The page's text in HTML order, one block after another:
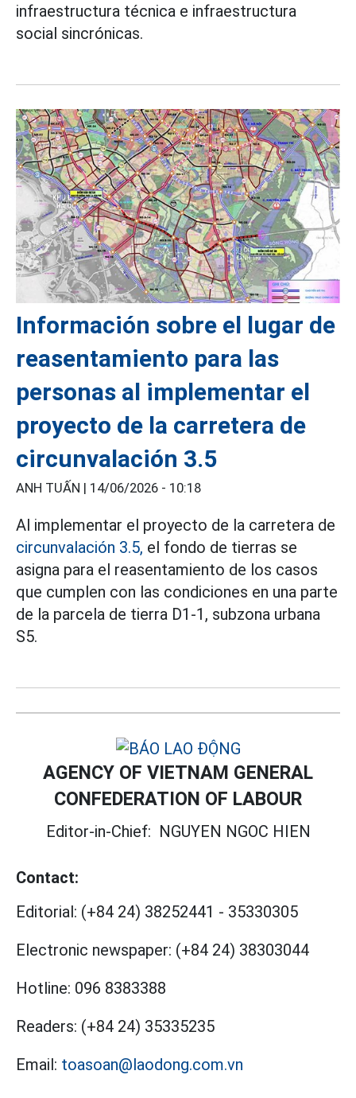
infraestructura técnica e infraestructura
social sincrónicas.
Información sobre el lugar de
reasentamiento para las
personas al implementar el
proyecto de la carretera de
circunvalación 3.5
ANH TUẤN | 14/06/2026 - 10:18
Al implementar el proyecto de la carretera de
circunvalación 3.5, el fondo de tierras se
asigna para el reasentamiento de los casos
que cumplen con las condiciones en una parte
de la parcela de tierra D1-1, subzona urbana
S5.
AGENCY OF VIETNAM GENERAL
CONFEDERATION OF LABOUR
Editor-in-Chief: NGUYEN NGOC HIEN
Contact:
Editorial: (+84 24) 38252441 - 35330305
Electronic newspaper: (+84 24) 38303044
Hotline: 096 8383388
Readers: (+84 24) 35335235
Email: toasoan@laodong.com.vn